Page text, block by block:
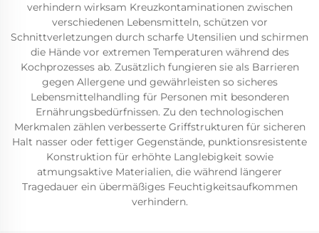
verhindern wirksam Kreuzkontaminationen zwischen
verschiedenen Lebensmitteln, schützen vor
Schnittverletzungen durch scharfe Utensilien und schirmen
die Hände vor extremen Temperaturen während des
Kochprozesses ab. Zusätzlich fungieren sie als Barrieren
gegen Allergene und gewährleisten so sicheres
Lebensmittelhandling für Personen mit besonderen
Ernährungsbedürfnissen. Zu den technologischen
Merkmalen zählen verbesserte Griffstrukturen für sicheren
Halt nasser oder fettiger Gegenstände, punktionsresistente
Konstruktion für erhöhte Langlebigkeit sowie
atmungsaktive Materialien, die während längerer
Tragedauer ein übermäßiges Feuchtigkeitsaufkommen
verhindern.